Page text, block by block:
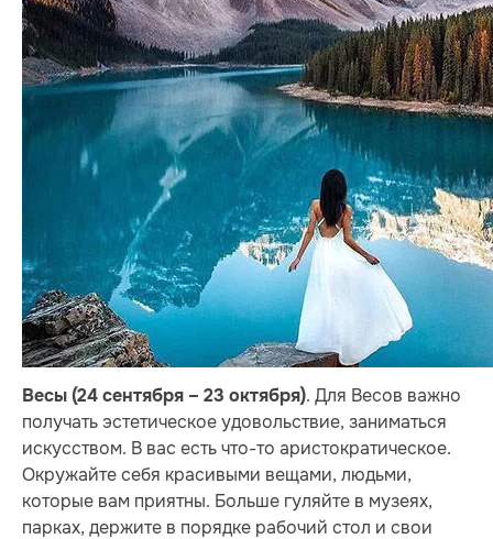
Весы (24 сентября – 23 октября). Для Весов важно
получать эстетическое удовольствие, заниматься
искусством. В вас есть что-то аристократическое.
Окружайте себя красивыми вещами, людьми,
которые вам приятны. Больше гуляйте в музеях,
парках, держите в порядке рабочий стол и свои